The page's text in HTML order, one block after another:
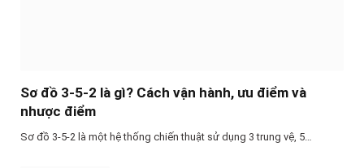
Sơ đồ 3-5-2 là gì? Cách vận hành, ưu điểm và
nhược điểm
Sơ đồ 3-5-2 là một hệ thống chiến thuật sử dụng 3 trung vệ, 5…